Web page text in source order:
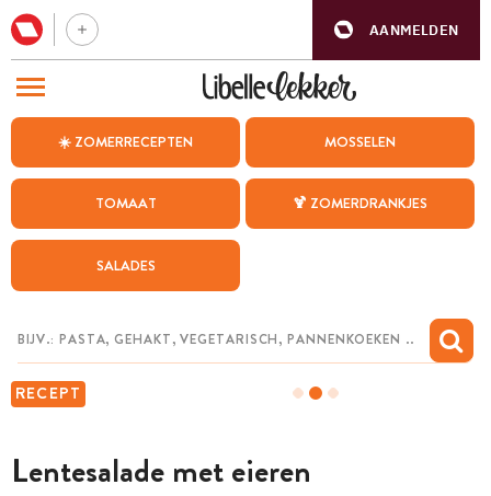
AANMELDEN
☀️ ZOMERRECEPTEN MOSSELEN
TOMAAT 🍹 ZOMERDRANKJES
SALADES
RECEPT
Lentesalade met eieren
BEZOEK ONZE ANDERE WEBSITES
WEEKMENU
CHAT MET MAIA
MIJN BEWAARDE RECEPTEN